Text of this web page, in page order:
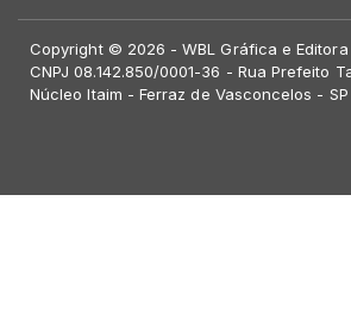
Copyright © 2026 - WBL Gráfica e Editora
CNPJ 08.142.850/0001-36 - Rua Prefeito
Núcleo Itaim - Ferraz de Vasconcelos -